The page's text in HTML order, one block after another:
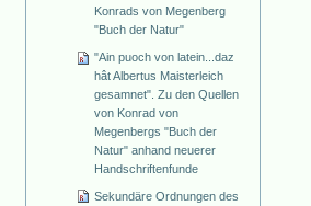
Konrads von Megenberg
"Buch der Natur"
"Ain puoch von latein...daz
hât Albertus Maisterleich
gesamnet". Zu den Quellen
von Konrad von
Megenbergs "Buch der
Natur" anhand neuerer
Handschriftenfunde
Sekundäre Ordnungen des